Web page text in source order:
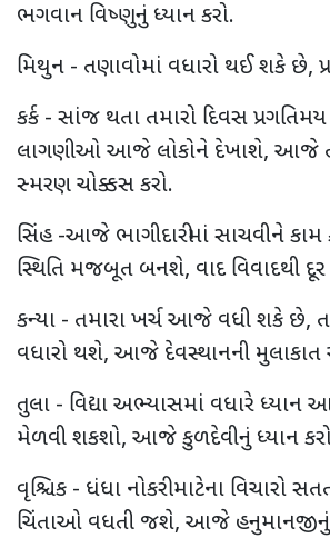
ભગવાન વિષ્ણુનું ધ્યાન કરો.
મિથુન - તણાવોમાં વધારો થઈ શકે છે,
કર્ક - સાંજ થતા તમારો દિવસ
લાગણીઓ આજે લોકોને દેખાશે, આજે
સ્મરણ ચોક્કસ કરો.
સિંહ -આજે ભાગીદારીમાં સાચવીને કામ
સ્થિતિ મજબૂત બનશે, વાદ વિવાદથી દૂર
કન્યા - તમારા ખર્ચ આજે વધી શકે છે,
વધારો થશે, આજે દેવસ્થાનની
તુલા - વિદ્યા અભ્યાસમાં વધારે ધ્યાન
મેળવી શકશો, આજે કુળદેવીનું ધ્યાન
વૃશ્ચિક - ધંધા નોકરી માટેના વિચારો
ચિંતાઓ વધતી જશે, આજે હનુમાનજીનું